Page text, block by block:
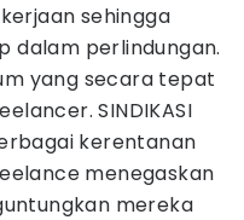
sehingga
dalam perlindungan.
yang secara tepat
SINDIKASI
kerentanan
menegaskan
mereka